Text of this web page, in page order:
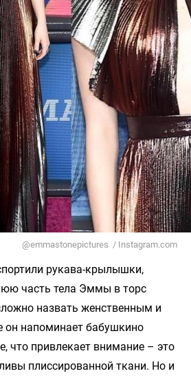
@emmastonepictures / Instagram.com
рукава-крылышки,
часть тела Эммы в торс
назвать женственным и
он напоминает бабушкино
что привлекает внимание – это
плиссированной ткани. Но и